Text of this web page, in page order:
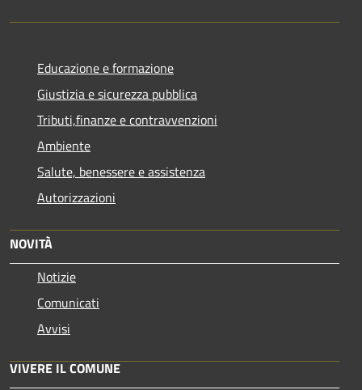
Educazione e formazione
Giustizia e sicurezza pubblica
Tributi,finanze e contravvenzioni
Ambiente
Salute, benessere e assistenza
Autorizzazioni
NOVITÀ
Notizie
Comunicati
Avvisi
VIVERE IL COMUNE